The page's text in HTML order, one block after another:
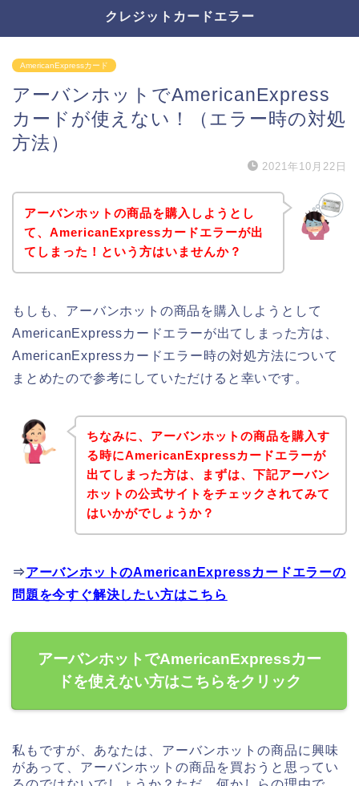
クレジットカードエラー
AmericanExpressカード
アーバンホットでAmericanExpress
カードが使えない！（エラー時の対処
方法）
2021年10月22日
アーバンホットの商品を購入しようとし
て、AmericanExpressカードエラーが出
てしまった！という方はいませんか？
もしも、アーバンホットの商品を購入しようとして
AmericanExpressカードエラーが出てしまった方は、
AmericanExpressカードエラー時の対処方法について
まとめたので参考にしていただけると幸いです。
ちなみに、アーバンホットの商品を購入す
る時にAmericanExpressカードエラーが
出てしまった方は、まずは、下記アーバン
ホットの公式サイトをチェックされてみて
はいかがでしょうか？
⇒アーバンホットのAmericanExpressカードエラーの
問題を今すぐ解決したい方はこちら
アーバンホットでAmericanExpressカー
ドを使えない方はこちらをクリック
私もですが、あなたは、アーバンホットの商品に興味
があって、アーバンホットの商品を買おうと思ってい